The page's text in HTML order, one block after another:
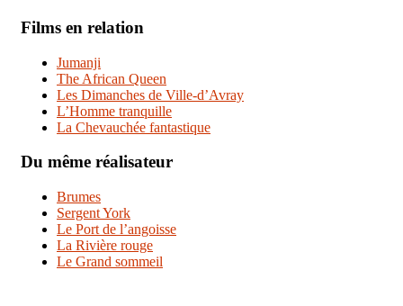
Films en relation
Jumanji
The African Queen
Les Dimanches de Ville-d’Avray
L’Homme tranquille
La Chevauchée fantastique
Du même réalisateur
Brumes
Sergent York
Le Port de l’angoisse
La Rivière rouge
Le Grand sommeil